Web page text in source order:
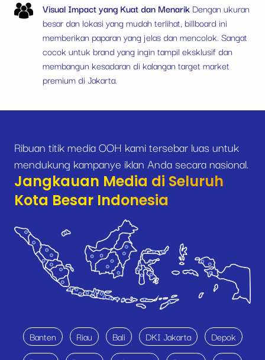
Visual Impact yang Kuat dan Menarik Dengan ukuran
besar dan lokasi yang mudah terlihat, billboard ini
memberikan paparan yang jelas dan mencolok. Sangat
cocok untuk brand yang ingin tampil eksklusif dan
membangun kesadaran di kalangan target market
premium di Jakarta.
Ribuan titik media OOH kami tersebar luas untuk
mendukung kampanye iklan Anda secara nasional.
Jangkauan Media di Seluruh
Kota Besar Indonesia
Banten Riau Bali DKI Jakarta
Depok